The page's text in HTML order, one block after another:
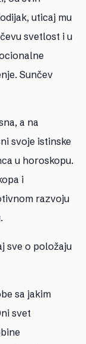
uticaj mu
svetlost i u
Sunčev
a na
svoje istinske
u horoskopu.
i
razvoju
sve o položaju
sa jakim
svet